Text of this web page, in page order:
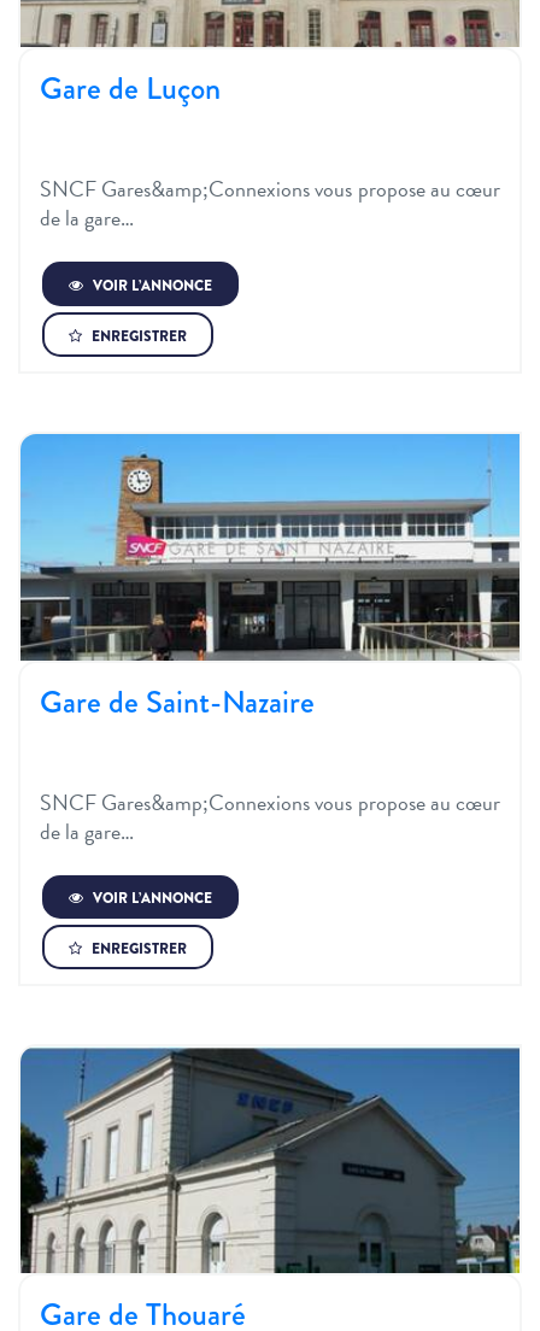
Gare de Luçon
SNCF Gares&amp;Connexions vous propose au cœur
de la gare…
VOIR L’ANNONCE
ENREGISTRER
Gare de Saint-Nazaire
SNCF Gares&amp;Connexions vous propose au cœur
de la gare…
VOIR L’ANNONCE
ENREGISTRER
Gare de Thouaré